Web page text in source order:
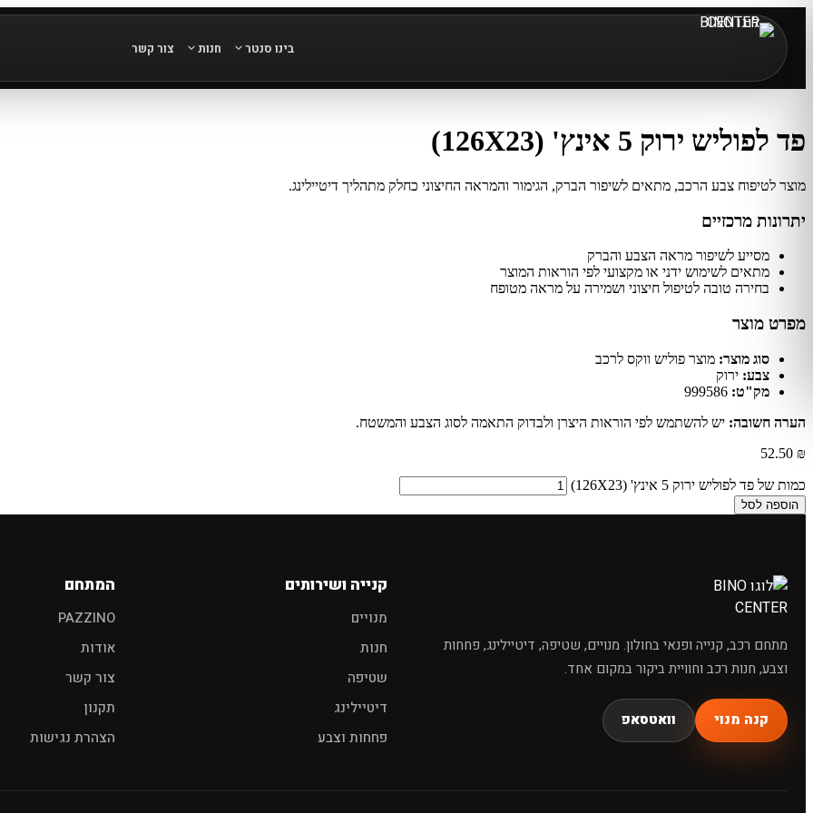
בינו סנטר חנות צור קשר
מחפשים מוצר לרכב?
פד לפוליש ירוק 5 אינץ' (126X23)
מוצר לטיפוח צבע הרכב, מתאים לשיפור הברק, הגימור והמראה החיצוני כחלק מתהליך דיטיילינג.
יתרונות מרכזיים
מסייע לשיפור מראה הצבע והברק
מתאים לשימוש ידני או מקצועי לפי הוראות המוצר
בחירה טובה לטיפול חיצוני ושמירה על מראה מטופח
מפרט מוצר
סוג מוצר: מוצר פוליש ווקס לרכב
צבע: ירוק
מק"ט:
הערה חשובה: יש להשתמש לפי הוראות היצרן ולבדוק התאמה לסוג הצבע והמשטח.
52.50 ₪
כמות של פד לפוליש ירוק 5 אינץ' (126X23)
הוספה לסל
מתחם רכב, קנייה ופנאי בחולון. מנויים, שטיפה, דיטיילינג, פחחות
וצבע, חנות רכב וחוויית ביקור במקום אחד.
קנה מנוי וואטסאפ
קנייה ושירותים
מנויים
חנות
שטיפה
דיטיילינג
פחחות וצבע
המתחם
PAZZINO
אודות
צור קשר
תקנון
הצהרת נגישות